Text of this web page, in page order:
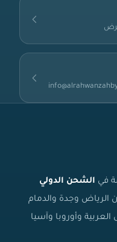
في الشحن الدولي
الرياض وجدة والدمام
وأوروبا وآسيا